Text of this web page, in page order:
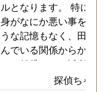
ルとなります。 特に自
身がなにか悪い事をした
うな記憶もなく、田舎に
んでいる関係からかアパ
トの賃貸でもご近所さん
のあいさつ程度のやり取
探偵ちゃん